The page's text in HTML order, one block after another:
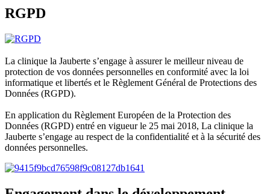
RGPD
La clinique la Jauberte s’engage à assurer le meilleur niveau de
protection de vos données personnelles en conformité avec la loi
informatique et libertés et le Règlement Général de Protections des
Données (RGPD).
En application du Règlement Européen de la Protection des
Données (RGPD) entré en vigueur le 25 mai 2018, La clinique la
Jauberte s’engage au respect de la confidentialité et à la sécurité des
données personnelles.